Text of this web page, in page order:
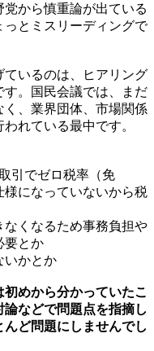
党から慎重論が出ている
っとミスリーディングで
いるのは、ヒアリング
。国民会議では、まだ
、業界団体、市場関係
れている最中です。
引でゼロ税率（免
になっていないから税
なくなるため事務負担や
要とか
いかとか
初めから分かっていたこ
などで問題点を指摘し
ど問題にしませんでし